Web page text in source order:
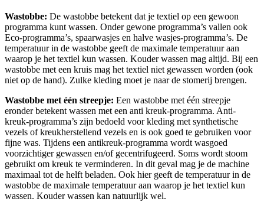
Wastobbe: De wastobbe betekent dat je textiel op een gewoon
programma kunt wassen. Onder gewone programma’s vallen ook
Eco-programma’s, spaarwasjes en halve wasjes-programma’s. De
temperatuur in de wastobbe geeft de maximale temperatuur aan
waarop je het textiel kun wassen. Kouder wassen mag altijd. Bij een
wastobbe met een kruis mag het textiel niet gewassen worden (ook
niet op de hand). Zulke kleding moet je naar de stomerij brengen.
Wastobbe met één streepje: Een wastobbe met één streepje
eronder betekent wassen met een anti kreuk-programma. Anti-
kreuk-programma’s zijn bedoeld voor kleding met synthetische
vezels of kreukherstellend vezels en is ook goed te gebruiken voor
fijne was. Tijdens een antikreuk-programma wordt wasgoed
voorzichtiger gewassen en/of gecentrifugeerd. Soms wordt stoom
gebruikt om kreuk te verminderen. In dit geval mag je de machine
maximaal tot de helft beladen. Ook hier geeft de temperatuur in de
wastobbe de maximale temperatuur aan waarop je het textiel kun
wassen. Kouder wassen kan natuurlijk wel.